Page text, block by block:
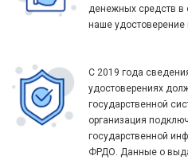
денежных средств в
наше
С 2019 года
удостоверениях
государственной
организация
государственной
ФРДО. Данные о